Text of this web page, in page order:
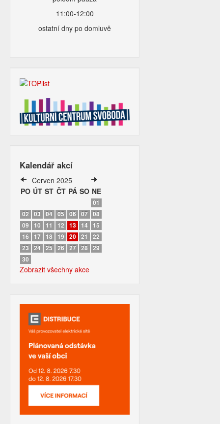
11:00-12:00
ostatní dny po domluvě
Kalendář akcí
Červen 2025
PO ÚT ST ČT PÁ SO NE
01
02
03 04 05 06 07 08
09
10 11 12 13 14
15
16
17 18 19 20 21
22
23
24 25 26 27 28
29
30
Zobrazit všechny akce